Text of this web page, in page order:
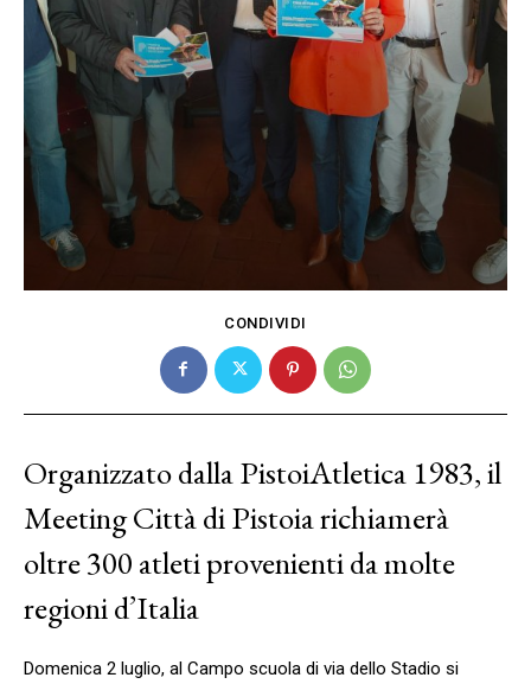
CONDIVIDI
Organizzato dalla PistoiAtletica 1983, il
Meeting Città di Pistoia richiamerà
oltre 300 atleti provenienti da molte
regioni d’Italia
Domenica 2 luglio, al Campo scuola di via dello Stadio si